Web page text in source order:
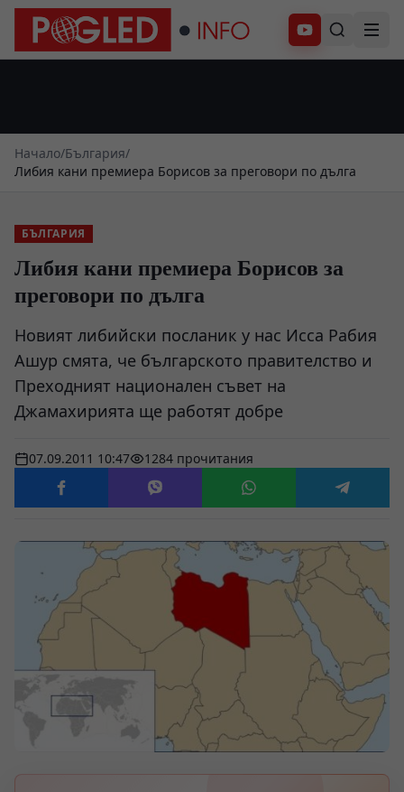
Абонирай се
Начало/България/
Либия кани премиера Борисов за преговори по дълга
БЪЛГАРИЯ
Либия кани премиера Борисов за
преговори по дълга
Новият либийски посланик у нас Исса Рабия
Ашур смята, че българското правителство и
Преходният национален съвет на
Джамахирията ще работят добре
07.09.2011 10:47 1284 прочитания